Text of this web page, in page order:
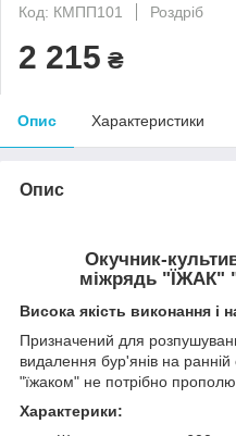
Код: КМПП101
Роздріб
2 215 ₴
Опис Характеристики
Опис
Окучник-
міжрядь "ЇЖАК"
Висока якість виконання і
Призначений для
видалення бур'янів на ранній
"їжаком" не потрібно
Характерики: